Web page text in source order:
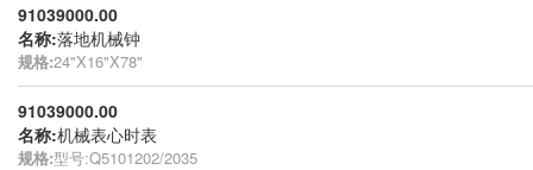
91039000.00
名称:落地机械钟
规格:24"X16"X78"
91039000.00
名称:机械表心时表
规格:型号:Q5101202/2035